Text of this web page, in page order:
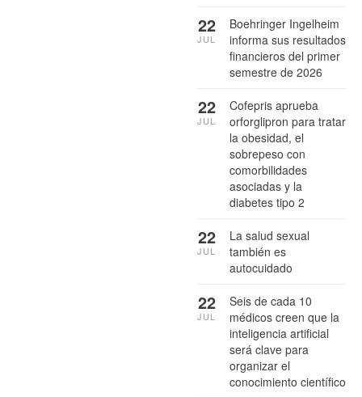
Boehringer Ingelheim
informa sus resultados
financieros del primer
semestre de 2026
22
JUL
Cofepris aprueba
orforglipron para tratar
la obesidad, el
sobrepeso con
comorbilidades
asociadas y la
diabetes tipo 2
22
JUL
La salud sexual
también es
autocuidado
22
JUL
Seis de cada 10
médicos creen que la
inteligencia artificial
será clave para
organizar el
conocimiento científico
22
JUL